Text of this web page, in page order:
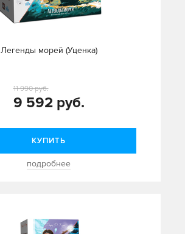
Легенды морей (Уценка)
9 592 руб.
11 990 руб.
КУПИТЬ
подробнее